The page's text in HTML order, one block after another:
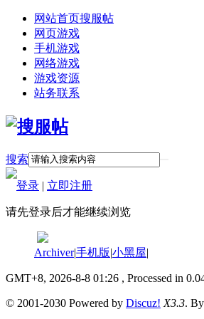
网站首页搜服帖
网页游戏
手机游戏
网络游戏
游戏资源
站务联系
搜索
登录 | 立即注册
请先登录后才能继续浏览
Archiver|手机版|小黑屋|
GMT+8, 2026-8-8 01:26 , Processed in
© 2001-2030 Powered by Discuz! X3.3. By